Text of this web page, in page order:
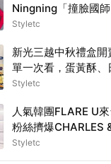
Ningning「撞臉國
下一秒要講星象
Styletc
新光三越中秋禮盒
單一次看，蛋黃酥
Styletc
人氣韓團FLARE U
粉絲擠爆CHARLES
予希、曝後台真實互動
Styletc